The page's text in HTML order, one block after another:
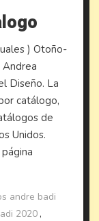
) Otoño-
Diseño. La
catálogo,
de
Unidos.
andre badi
2020 ,